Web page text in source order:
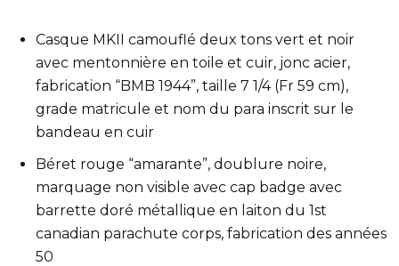
Casque MKII camouflé deux tons vert et noir
avec mentonnière en toile et cuir, jonc acier,
fabrication “BMB 1944”, taille 7 1/4 (Fr 59 cm),
grade matricule et nom du para inscrit sur le
bandeau en cuir
Béret rouge “amarante”, doublure noire,
marquage non visible avec cap badge avec
barrette doré métallique en laiton du 1st
canadian parachute corps, fabrication des années
50